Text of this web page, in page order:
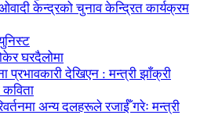
केन्द्रको चुनाव केन्द्रित कार्यक्रम
घरदैलोमा
प्रभावकारी देखिएन : मन्त्री झाँक्री
कविता
अन्य दलहरूले रजाईँ गरेः मन्त्री